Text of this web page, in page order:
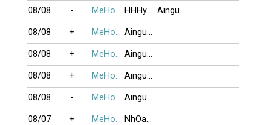
08/08 - MeHonTran HHHyyy Ainguoiyeuem
08/08 + MeHonTran Ainguoiyeuem
08/08 + MeHonTran Ainguoiyeuem
08/08 + MeHonTran Ainguoiyeuem
08/08 - MeHonTran Ainguoiyeuem
08/07 + MeHonTran NhOaNhDoAnH